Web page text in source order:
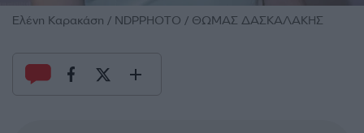
Ελένη Καρακάση / NDPPHOTO / ΘΩΜΑΣ ΔΑΣΚΑΛΑΚΗΣ